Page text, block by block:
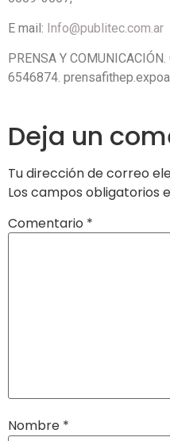
E mail: Info@publitec.com.ar
PRENSA Y
6546874.
Deja un
Tu dirección de correo
Los campos obligatorios
Comentario *
Nombre *